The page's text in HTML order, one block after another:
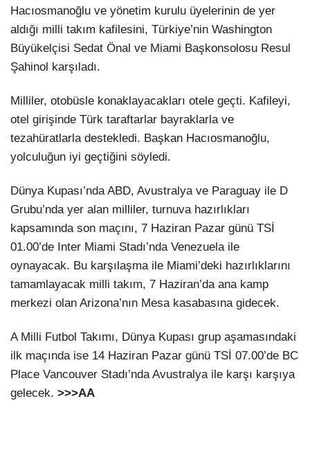
Hacıosmanoğlu ve yönetim kurulu üyelerinin de yer
aldığı milli takım kafilesini, Türkiye’nin Washington
Büyükelçisi Sedat Önal ve Miami Başkonsolosu Resul
Şahinol karşıladı.
Milliler, otobüsle konaklayacakları otele geçti. Kafileyi,
otel girişinde Türk taraftarlar bayraklarla ve
tezahüratlarla destekledi. Başkan Hacıosmanoğlu,
yolculuğun iyi geçtiğini söyledi.
Dünya Kupası’nda ABD, Avustralya ve Paraguay ile D
Grubu’nda yer alan milliler, turnuva hazırlıkları
kapsamında son maçını, 7 Haziran Pazar günü TSİ
01.00’de Inter Miami Stadı’nda Venezuela ile
oynayacak. Bu karşılaşma ile Miami’deki hazırlıklarını
tamamlayacak milli takım, 7 Haziran’da ana kamp
merkezi olan Arizona’nın Mesa kasabasına gidecek.
A Milli Futbol Takımı, Dünya Kupası grup aşamasındaki
ilk maçında ise 14 Haziran Pazar günü TSİ 07.00’de BC
Place Vancouver Stadı’nda Avustralya ile karşı karşıya
gelecek. >>>AA